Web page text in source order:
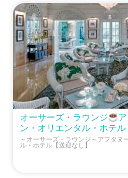
オーサーズ・ラウンジ
ン・オリエンタル・ホテル
～オーサーズ・ラウンジ～アフタヌ
ル・ホテル【送迎なし】